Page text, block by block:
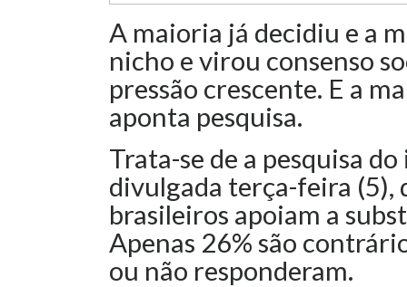
A maioria já decidiu e a
nicho e virou consenso
pressão crescente. E a
aponta pesquisa.
Trata-se de a pesquisa
divulgada terça-feira (5),
brasileiros apoiam a
Apenas 26% são
ou não responderam.